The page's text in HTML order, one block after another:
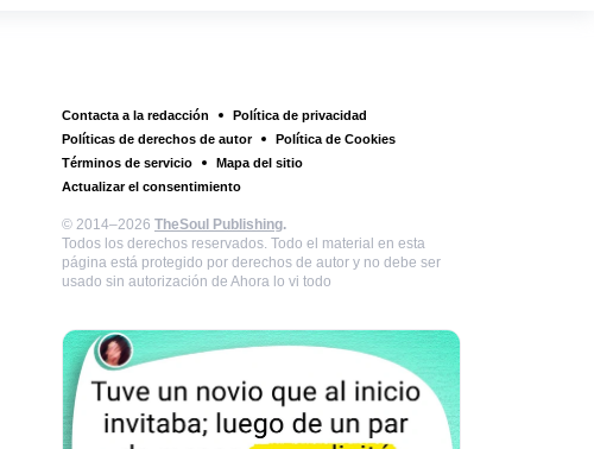
Contacta a la redacción
Política de privacidad
Políticas de derechos de autor
Política de Cookies
Términos de servicio
Mapa del sitio
Actualizar el consentimiento
© 2014–2026 TheSoul Publishing.
Todos los derechos reservados. Todo el material en esta
página está protegido por derechos de autor y no debe ser
usado sin autorización de Ahora lo vi todo